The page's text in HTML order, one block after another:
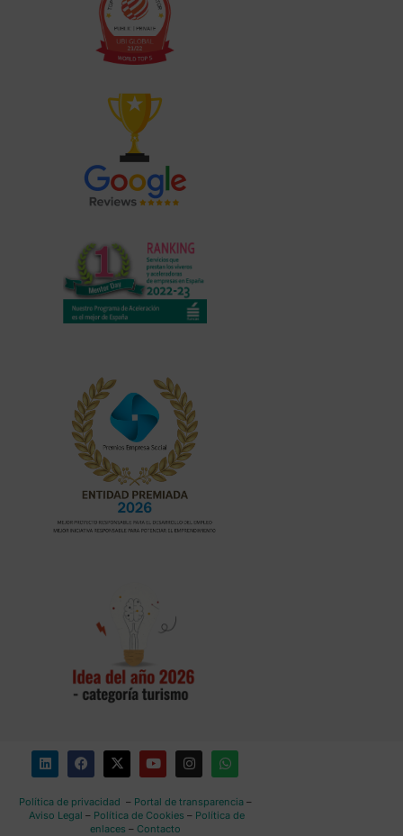
Política de privacidad – Portal de transparencia–
Aviso Legal – Política de Cookies – Política de
enlaces – Contacto